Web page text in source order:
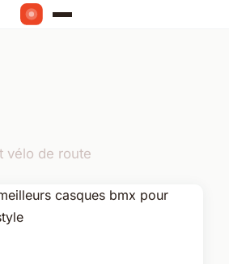
vélo de route